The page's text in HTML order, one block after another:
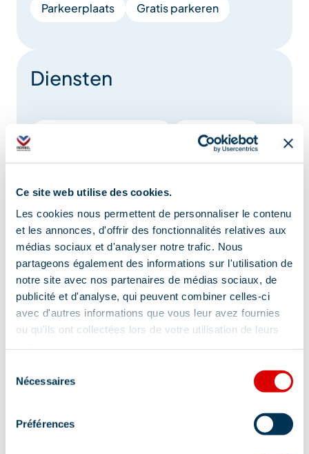
Ce site web utilise des cookies.
Les cookies nous permettent de personnaliser le contenu
et les annonces, d'offrir des fonctionnalités relatives aux
médias sociaux et d'analyser notre trafic. Nous
partageons également des informations sur l'utilisation de
notre site avec nos partenaires de médias sociaux, de
publicité et d'analyse, qui peuvent combiner celles-ci
avec d'autres informations que vous leur avez fournies
ou qu'ils ont collectées lors de votre utilisation de leurs
Nécessaires
Préférences
Parkeerplaats Gratis parkeren
Diensten
Brooddepot
Levering aan huis
Deposito van kranten
Online winkel
Souvenirs
Varkensslager
Kaaswinkel
Streekproducten
Traiteur
Groentewinkel
Drogist
Bepaalde wĳnen en gedistilleerde dranken
Biologische winkel
Drive dienst
Click & Collect